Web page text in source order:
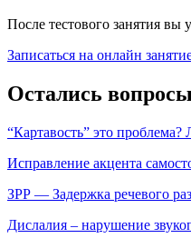
После тестового занятия вы
Записаться на онлайн
Остались
“Картавость” это
Исправление акцента
ЗРР — Задержка речевого
Дислалия – нарушение